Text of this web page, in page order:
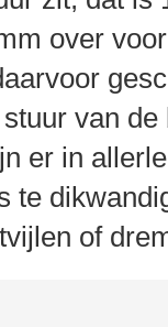
over
van
er in
te
of